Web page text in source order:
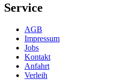
Service
AGB
Impressum
Jobs
Kontakt
Anfahrt
Verleih